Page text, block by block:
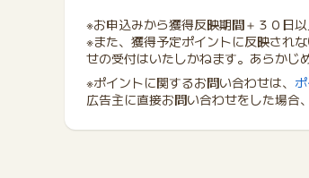
※お申込みから獲得反映期間＋３０日
※また、獲得予定ポイントに反映され
せの受付はいたしかねます。あらかじ
※ポイントに関するお問い合わせは、
広告主に直接お問い合わせをした場合